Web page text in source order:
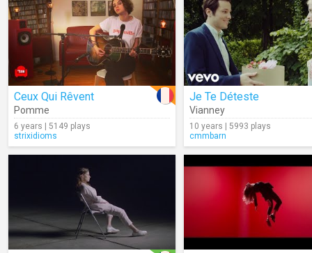
Ceux Qui Rêvent
Pomme
6 years | 5149 plays
strixidioms
Je Te Déteste
Vianney
10 years | 5993 plays
cmmbarn